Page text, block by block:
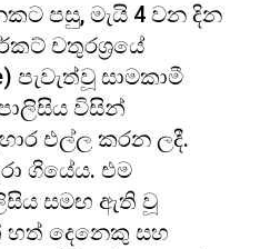
පසු, මැයි 4 වන දින
චතුරශ්‍රයේ
පැවැත්වූ සාමකාමී
විසින්
එල්ල කරන ලදී.
ගියේය. එම
සමඟ ඇති වූ
හත් දෙනෙකු සහ